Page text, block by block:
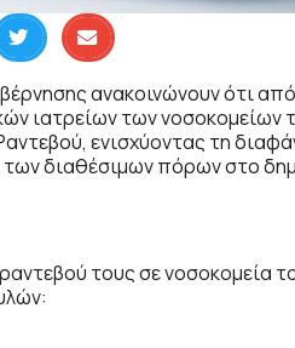
ανακοινώνουν ότι
ιατρείων των νοσοκομείων
ενισχύοντας τη
των διαθέσιμων πόρων στο
τους σε νοσοκομεία